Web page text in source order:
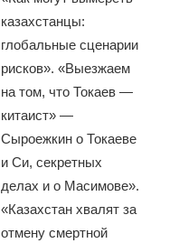
казахстанцы:
глобальные сценарии
рисков». «Выезжаем
на том, что Токаев —
китаист» —
Сыроежкин о Токаеве
и Си, секретных
делах и о Масимове».
«Казахстан хвалят за
отмену смертной